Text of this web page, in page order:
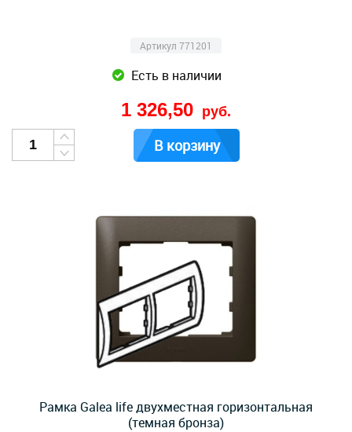
Артикул 771201
Есть в наличии
1 326,50 руб.
В корзину
Рамка Galea life двухместная горизонтальная
(темная бронза)